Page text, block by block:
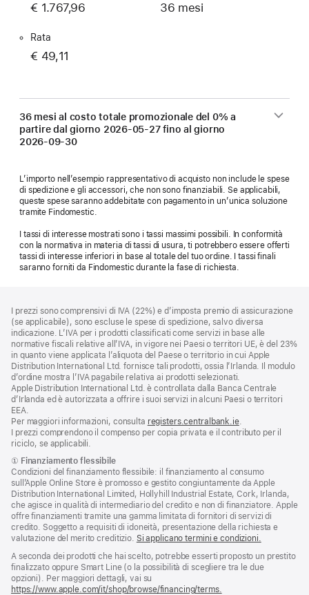
€ 1.767,96 36 mesi
Rata
€ 49,11
36 mesi al costo totale promozionale del 0% a
partire dal giorno 2026-05-27fino al giorno
2026-09-30
L’importo nell’esempio rappresentativo di acquisto non include le spese
di spedizione e gli accessori, che non sono finanziabili. Se applicabili,
queste spese saranno addebitate con pagamento in un’unica soluzione
tramite Findomestic.
I tassi di interesse mostrati sono i tassi massimi possibili. In conformità
con la normativa in materia di tassi di usura, ti potrebbero essere offerti
tassi di interesse inferiori in base al totale del tuo ordine. I tassi finali
saranno forniti da Findomestic durante la fase di richiesta.
di
pagina
a
piè
di
pagina
I prezzi sono comprensivi di IVA (22%) e d’imposta premio di assicurazione
(se applicabile), sono escluse le spese di spedizione, salvo diversa
indicazione. L’IVA per i prodotti classificati come servizi in base alle
normative fiscali relative all’IVA, in vigore nei Paesi o territori UE, è del 23%
in quanto viene applicata l’aliquota del Paese o territorio in cui Apple
Distribution International Ltd. fornisce tali prodotti, ossia l’Irlanda. Il modulo
d’ordine mostra l’IVA pagabile relativa ai prodotti selezionati.
Apple Distribution International Ltd. è controllata dalla Banca Centrale
d’Irlanda ed è autorizzata a offrire i suoi servizi in alcuni Paesi o territori
EEA.
Per maggiori informazioni, consulta registers.centralbank.ie.
I prezzi comprendono il compenso per copia privata e il contributo per il
riciclo, se applicabili.
Nota
① Finanziamento flessibile
Condizioni del finanziamento flessibile: il finanziamento al consumo
sull’Apple Online Store è promosso e gestito congiuntamente da Apple
Distribution International Limited, Hollyhill Industrial Estate, Cork, Irlanda,
che agisce in qualità di intermediario del credito e non di finanziatore. Apple
offre finanziamenti tramite una gamma limitata di fornitori di servizi di
credito. Soggetto a requisiti di idoneità, presentazione della richiesta e
valutazione del merito creditizio. Si applicano termini e condizioni.
A seconda dei prodotti che hai scelto, potrebbe esserti proposto un prestito
finalizzato oppure Smart Line (o la possibilità di scegliere tra le due
opzioni). Per maggiori dettagli, vai su
https://www.apple.com/it/shop/browse/financing/terms.